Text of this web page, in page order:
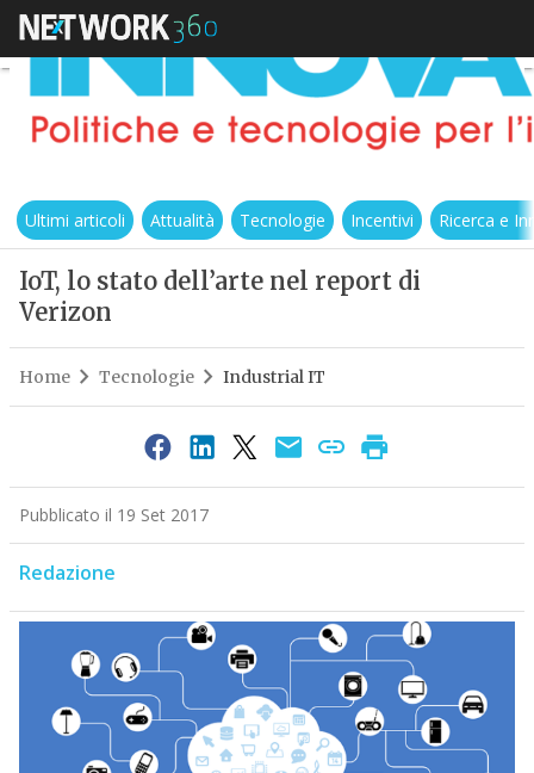
Ultimi articoli Attualità Tecnologie Incentivi Ricerca e
IoT, lo stato dell’arte nel report di
Verizon
Home Tecnologie Industrial IT
Pubblicato il 19 Set 2017
Redazione